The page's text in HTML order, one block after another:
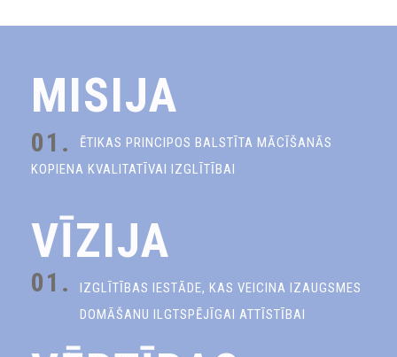
MISIJA
01.
ĒTIKAS PRINCIPOS BALSTĪTA MĀCĪŠANĀS
KOPIENA KVALITATĪVAI IZGLĪTĪBAI
VĪZIJA
01.
IZGLĪTĪBAS IESTĀDE, KAS VEICINA IZAUGSMES
DOMĀŠANU ILGTSPĒJĪGAI ATTĪSTĪBAI